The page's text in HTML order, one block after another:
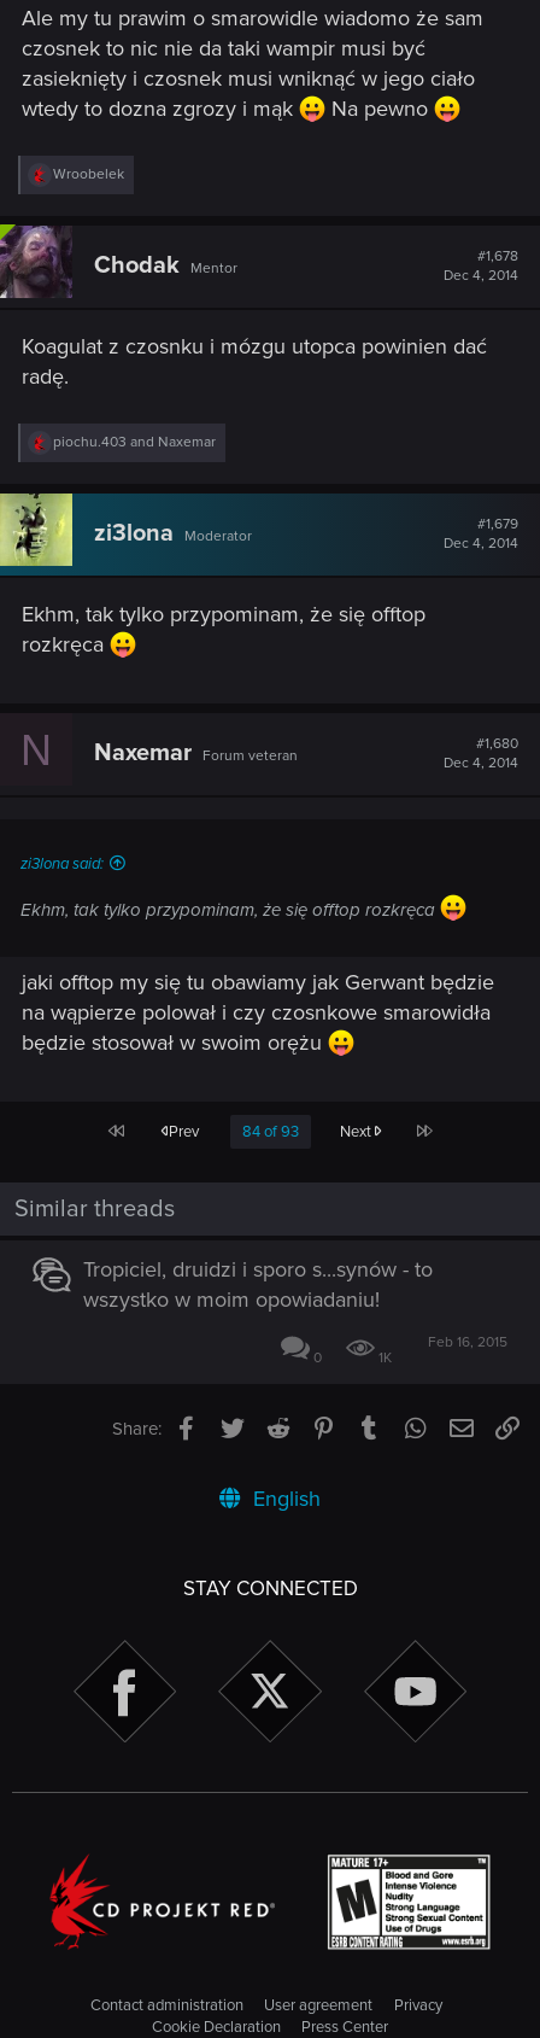
Ale my tu prawim o smarowidle wiadomo że sam
czosnek to nic nie da taki wampir musi być
zasieknięty i czosnek musi wniknąć w jego ciało
wtedy to dozna zgrozy i mąk
Na pewno
R
e
c
t
i
:
Wroobelek
Chodak Mentor
#1,678
Dec 4, 2014
Koagulat z czosnku i mózgu utopca powinien dać
radę.
R
e
c
n
:
piochu.403 and Naxemar
zi3lona Moderator
#1,679
Dec 4, 2014
Ekhm, tak tylko przypominam, że się offtop
rozkręca
N Naxemar Forum veteran
#1,680
Dec 4, 2014
zi3lona said:
Ekhm, tak tylko przypominam, że się offtop rozkręca
jaki offtop my się tu obawiamy jak Gerwant będzie
na wąpierze polował i czy czosnkowe smarowidła
będzie stosował w swoim orężu
First Prev 84 of 93 Next Last
Similar threads
Tropiciel, druidzi i sporo s...synów - to
wszystko w moim opowiadaniu!
0 1K
Feb 16, 2015
Share: Facebook
TwitterReddit PinterestTumblrWhatsApp
Email
English
STAY CONNECTED
Contact administration User agreement
Privacy
Cookie Declaration
Press Center